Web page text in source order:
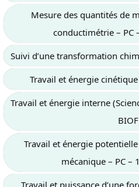
Mesure des quantités de
conductimétrie – PC
Suivi d’une transformation
Travail et énergie cinétique
Travail et énergie interne
BIOF
Travail et énergie
mécanique – PC –